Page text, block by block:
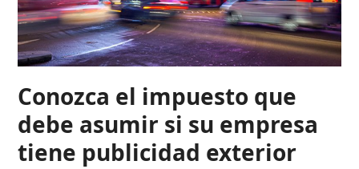
Conozca el impuesto que
debe asumir si su empresa
tiene publicidad exterior